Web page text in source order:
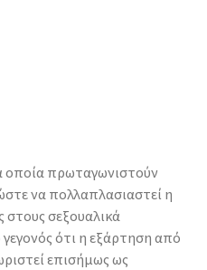
οποία πρωταγωνιστούν
να πολλαπλασιαστεί η
στους σεξουαλικά
ότι η εξάρτηση από
επισήμως ως